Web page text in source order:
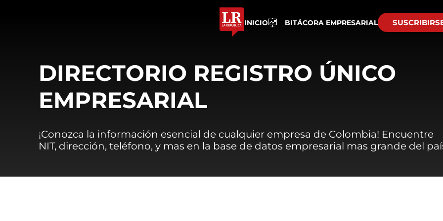
INICIO BITÁCORA EMPRESARIAL
DIRECTORIO REGISTRO ÚNICO
EMPRESARIAL
¡Conozca la información esencial de cualquier empresa de Colombia! Encuentre
NIT, dirección, teléfono, y mas en la base de datos empresarial mas grande del